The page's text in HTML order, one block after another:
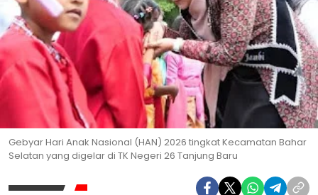
Gebyar Hari Anak Nasional (HAN) 2026 tingkat Kecamatan Bahar
Selatan yang digelar di TK Negeri 26 Tanjung Baru